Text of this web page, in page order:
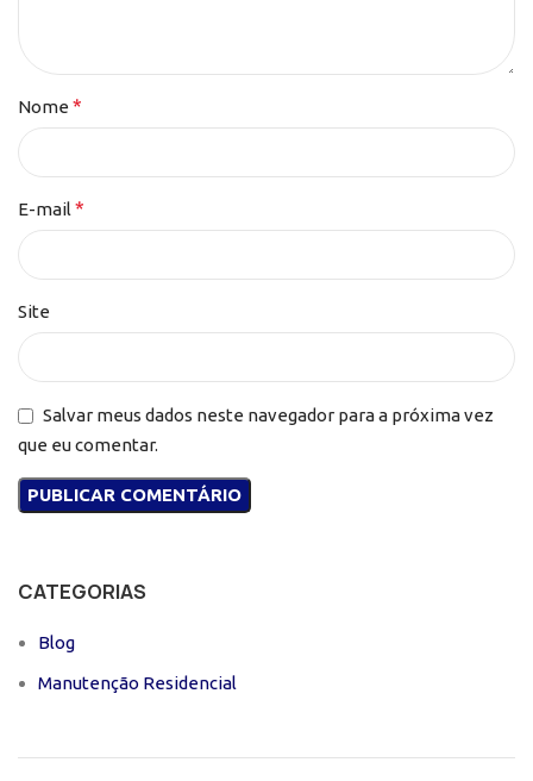
Nome *
E-mail *
Site
Salvar meus dados neste navegador para a próxima vez
que eu comentar.
CATEGORIAS
Blog
Manutenção Residencial